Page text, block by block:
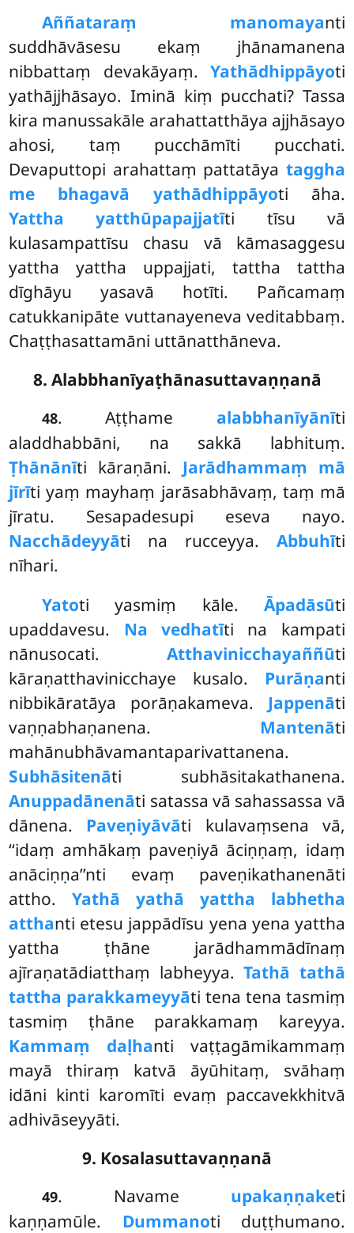
Aññataraṃ manomayanti
suddhāvāsesu ekaṃ jhānamanena
nibbattaṃ devakāyaṃ. Yathādhippāyoti
yathājjhāsayo. Iminā kiṃ pucchati? Tassa
kira manussakāle arahattatthāya ajjhāsayo
ahosi, taṃ pucchāmīti pucchati.
Devaputtopi arahattaṃ pattatāya taggha
me bhagavā yathādhippāyoti āha.
Yattha yatthūpapajjatīti tīsu vā
kulasampattīsu chasu vā kāmasaggesu
yattha yattha uppajjati, tattha tattha
dīghāyu yasavā hotīti. Pañcamaṃ
catukkanipāte vuttanayeneva veditabbaṃ.
Chaṭṭhasattamāni uttānatthāneva.
8. Alabbhanīyaṭhānasuttavaṇṇanā
48. Aṭṭhame alabbhanīyānīti
aladdhabbāni, na sakkā labhituṃ.
Ṭhānānīti kāraṇāni. Jarādhammaṃ mā
jīrīti yaṃ mayhaṃ jarāsabhāvaṃ, taṃ mā
jīratu. Sesapadesupi eseva nayo.
Nacchādeyyāti na rucceyya. Abbuhīti
nīhari.
Yatoti yasmiṃ kāle. Āpadāsūti
upaddavesu. Na vedhatīti na kampati
nānusocati. Atthavinicchayaññūti
kāraṇatthavinicchaye kusalo. Purāṇanti
nibbikāratāya porāṇakameva. Jappenāti
vaṇṇabhaṇanena. Mantenāti
mahānubhāvamantaparivattanena.
Subhāsitenāti subhāsitakathanena.
Anuppadānenāti satassa vā sahassassa vā
dānena. Paveṇiyāvāti kulavaṃsena vā,
‘‘idaṃ amhākaṃ paveṇiyā āciṇṇaṃ, idaṃ
anāciṇṇa’’nti evaṃ paveṇikathanenāti
attho.Yathā yathā yattha labhetha
atthanti etesu jappādīsu yena yena yattha
yattha ṭhāne jarādhammādīnaṃ
ajīraṇatādiatthaṃ labheyya.Tathā tathā
tattha parakkameyyāti tena tena tasmiṃ
tasmiṃ ṭhāne parakkamaṃ kareyya.
Kammaṃ daḷhanti vaṭṭagāmikammaṃ
mayā thiraṃ katvā āyūhitaṃ, svāhaṃ
idāni kinti karomīti evaṃ paccavekkhitvā
adhivāseyyāti.
9. Kosalasuttavaṇṇanā
49. Navame upakaṇṇaketi
kaṇṇamūle. Dummanoti duṭṭhumano.